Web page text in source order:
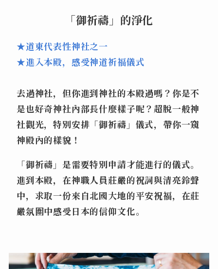
「御祈禱」的淨化
★道東代表性神社之一
★進入本殿，感受神道祈福儀式
去過神社，但你進到神社的本殿過嗎？你是不
是也好奇神社內部長什麼樣子呢？超脫一般神
社觀光，特別安排「御祈禱」儀式，帶你一窺
神殿內的樣貌！
「御祈禱」是需要特別申請才能進行的儀式。
進到本殿，在神職人員莊嚴的祝詞與清亮鈴聲
中，求取一份來自北國大地的平安祝福，在莊
嚴氛圍中感受日本的信仰文化。